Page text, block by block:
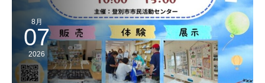
8月
07
2026